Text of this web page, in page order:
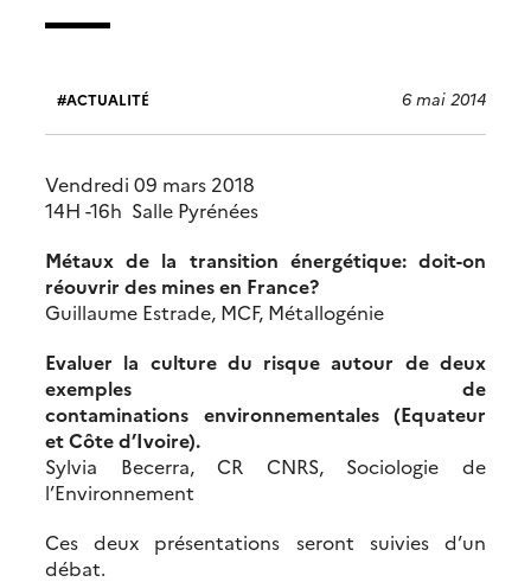
ACTUALITÉ 6 mai 2014
Vendredi 09 mars 2018
14H -16h Salle Pyrénées
Métaux de la transition énergétique: doit-on
réouvrir des mines en France?
Guillaume Estrade, MCF, Métallogénie
Evaluer la culture du risque autour de deux
exemples de
contaminations environnementales (Equateur
et Côte d’Ivoire).
Sylvia Becerra, CR CNRS, Sociologie de
l’Environnement
Ces deux présentations seront suivies d’un
débat.